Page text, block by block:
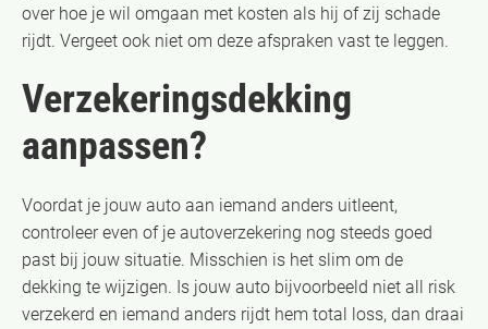
over hoe je wil omgaan met kosten als hij of zij schade
rijdt. Vergeet ook niet om deze afspraken vast te leggen.
Verzekeringsdekking
aanpassen?
Voordat je jouw auto aan iemand anders uitleent,
controleer even of je autoverzekering nog steeds goed
past bij jouw situatie. Misschien is het slim om de
dekking te wijzigen. Is jouw auto bijvoorbeeld niet all risk
verzekerd en iemand anders rijdt hem total loss, dan draai